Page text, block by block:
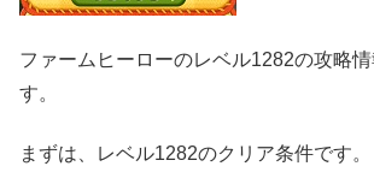
ファームヒーローのレベル1282の攻略
す。
まずは、レベル1282のクリア条件です。